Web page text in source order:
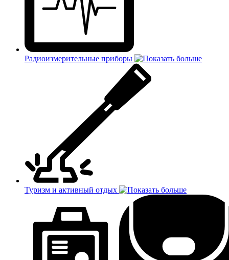
Радиоизмерительные приборы
Туризм и активный отдых